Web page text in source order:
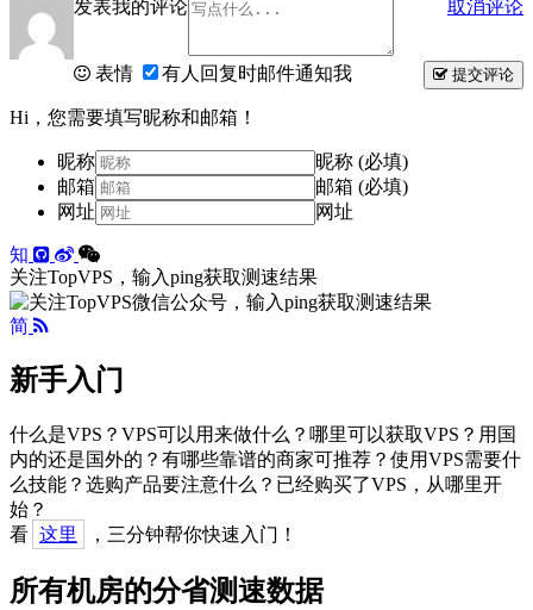
发表我的评论 取消评论
提交评论
表情 有人回复时邮件通知我
Hi，您需要填写昵称和邮箱！
昵称
昵称 (必填)
邮箱
邮箱 (必填)
网址
网址
知
关注TopVPS，输入ping获取测速结果
简
新手入门
什么是VPS？VPS可以用来做什么？哪里可以获取VPS？用国
内的还是国外的？有哪些靠谱的商家可推荐？使用VPS需要什
么技能？选购产品要注意什么？已经购买了VPS，从哪里开
始？
看 这里 ，三分钟帮你快速入门！
所有机房的分省测速数据